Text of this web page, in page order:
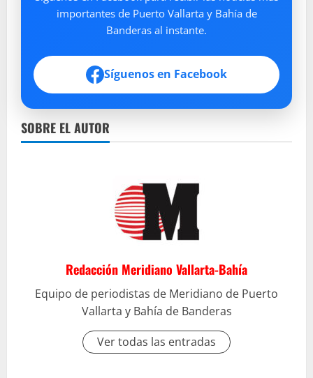
importantes de Puerto Vallarta y Bahía de
Banderas al instante.
Síguenos en Facebook
SOBRE EL AUTOR
Redacción Meridiano Vallarta-Bahía
Equipo de periodistas de Meridiano de Puerto
Vallarta y Bahía de Banderas
Ver todas las entradas